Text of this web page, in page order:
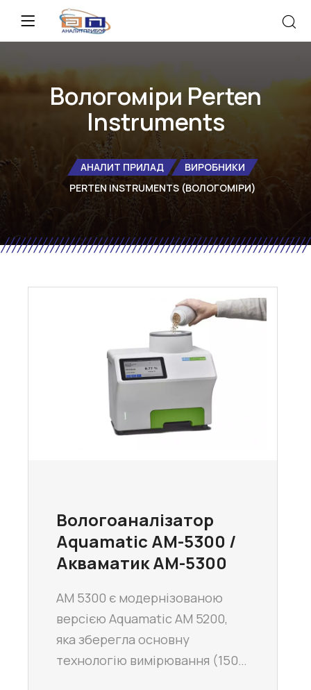
Вологоміри Perten
Instruments
АНАЛИТ ПРИЛАД
ВИРОБНИКИ
PERTEN INSTRUMENTS (ВОЛОГОМІРИ)
Вологоаналізатор
Aquamatic AM-5300 /
Акваматик AM-5300
AM 5300 є модернізованою
версією Aquamatic AM 5200,
яка зберегла основну
технологію вимірювання (150…